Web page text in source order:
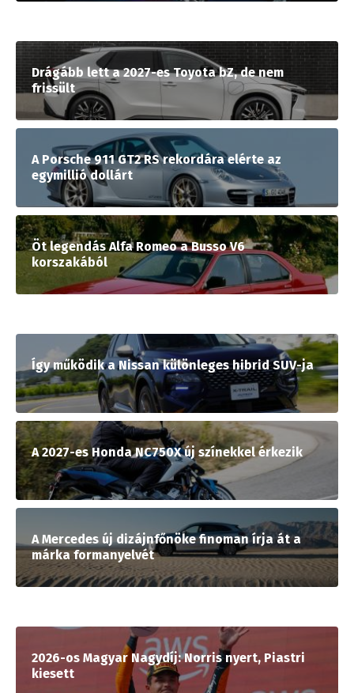
Drágább lett a 2027-es Toyota bZ, de nem
frissült
A Porsche 911 GT2 RS rekordára elérte az
egymillió dollárt
Öt legendás Alfa Romeo a Busso V6
korszakából
Így működik a Nissan különleges hibrid SUV-ja
A 2027-es Honda NC750X új színekkel érkezik
A Mercedes új dizájnfőnöke finoman írja át a
márka formanyelvét
2026-os Magyar Nagydíj: Norris nyert, Piastri
kiesett